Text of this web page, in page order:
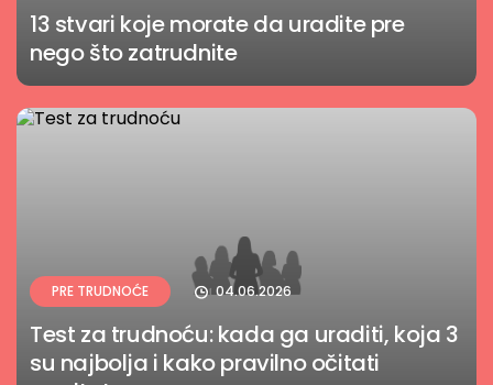
13 stvari koje morate da uradite pre
nego što zatrudnite
PRE TRUDNOĆE 04.06.2026
Test za trudnoću: kada ga uraditi, koja 3
su najbolja i kako pravilno očitati